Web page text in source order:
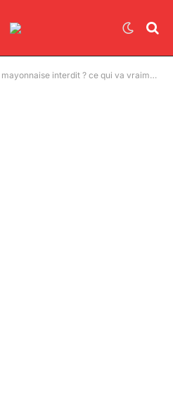
? ce qui va vraiment changer dans les restaurants dès 2026